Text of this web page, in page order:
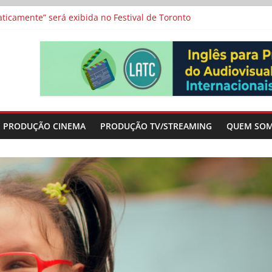
será exibida no Festival de Toronto
e divide prêmio principal entre “Manas” e “O Agente Secreto”
metragens sobre envelhecimento criados a partir de histórias
“Os Feiticeiros Inocentes” e filme-tributo de Wajda a
PRODUÇÃO CINEMA PRODUÇÃO TV/STREAMING QUEM